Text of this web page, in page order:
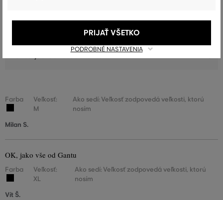
Veľkosť je o niečo väčšia ako
Veľkosť je oveľa väčšia ako nosím 0
Farba
Veľkosť:
M
Ako sedí: Veľkosť zodpovedá veľkosti, ktorú
nosím
Milan S.
OK, jako vše od Gantu
Farba
Veľkosť:
XL
Ako sedí: Veľkosť zodpovedá veľkosti, ktorú
nosím
Vít Š.
PODROBNÉ NASTAVENIA
PRIJAŤ VŠETKO